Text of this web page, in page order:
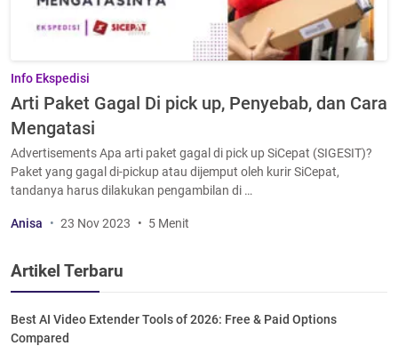
Info Ekspedisi
Arti Paket Gagal Di pick up, Penyebab, dan Cara
Mengatasi
Advertisements Apa arti paket gagal di pick up SiCepat (SIGESIT)?
Paket yang gagal di-pickup atau dijemput oleh kurir SiCepat,
tandanya harus dilakukan pengambilan di …
Anisa 23 Nov 2023 5 Menit
Artikel Terbaru
Best AI Video Extender Tools of 2026: Free & Paid Options
Compared